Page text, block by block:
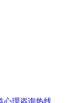
心理咨询热线